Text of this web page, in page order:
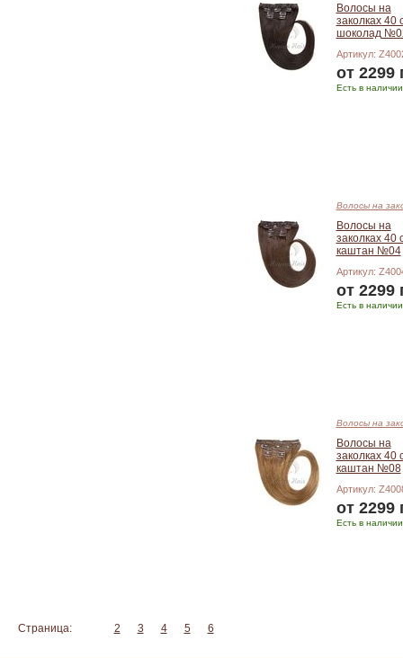
Волосы на
заколках 40
шоколад
Артикул:
от 2299
Есть в наличии
Волосы на
Волосы на
заколках 40
каштан №04
Артикул:
от 2299
Есть в наличии
Волосы на
Волосы на
заколках 40
каштан №08
Артикул:
от 2299
Есть в наличии
Страница: 2 3 4 5 6